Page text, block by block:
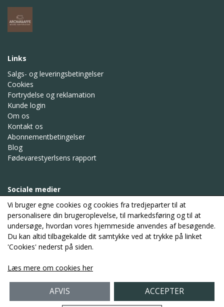
Links
Salgs- og leveringsbetingelser
Cookies
Fortrydelse og reklamation
Kunde login
Om os
Kontakt os
Abonnementbetingelser
Blog
Fødevarestyerlsens rapport
Sociale medier
Modtag vores nyhedsbrev via e-mail
(mere information)
Vi bruger egne cookies og cookies fra tredjeparter til at
personalisere din brugeroplevelse, til markedsføring og til at
undersøge, hvordan vores hjemmeside anvendes af besøgende.
Du kan altid tilbagekalde dit samtykke ved at trykke på linket
'Cookies' nederst på siden.
Læs mere om cookies her
AFVIS ACCEPTER